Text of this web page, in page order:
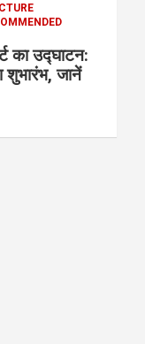
का उद्घाटन:
शुभारंभ, जानें